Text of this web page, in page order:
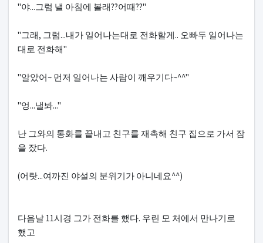
"야...그럼 낼 아침에 볼래??어때??"
"그래, 그럼...내가 일어나는대로 전화할게.. 오빠두 일어나는
대로 전화해"
"알았어~ 먼저 일어나는 사람이 깨우기다~^^"
"엉...낼봐..."
난 그와의 통화를 끝내고 친구를 재촉해 친구 집으로 가서 잠
을 잤다.
(어랏...여까진 야설의 분위기가 아니네요^^)
다음날 11시경 그가 전화를 했다. 우린 모 처에서 만나기로
했고